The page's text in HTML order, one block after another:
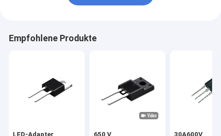
Empfohlene Produkte
LED-Adapter 650 V 30A600V